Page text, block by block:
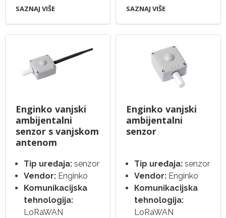
SAZNAJ VIŠE SAZNAJ VIŠE
Enginko vanjski
ambijentalni
senzor s vanjskom
antenom
Tip uređaja: senzor
Vendor: Enginko
Komunikacijska
tehnologija:
LoRaWAN
Enginko vanjski
ambijentalni
senzor
Tip uređaja: senzor
Vendor: Enginko
Komunikacijska
tehnologija:
LoRaWAN